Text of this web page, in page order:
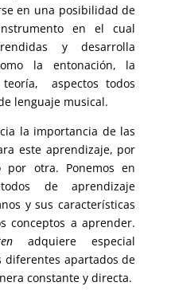
en una posibilidad de
en el cual
y desarrolla
la entonación, la
aspectos todos
lenguaje musical.
la importancia de las
este aprendizaje, por
otra. Ponemos en
de aprendizaje
y sus características
conceptos a aprender.
adquiere especial
apartados de
constante y directa.